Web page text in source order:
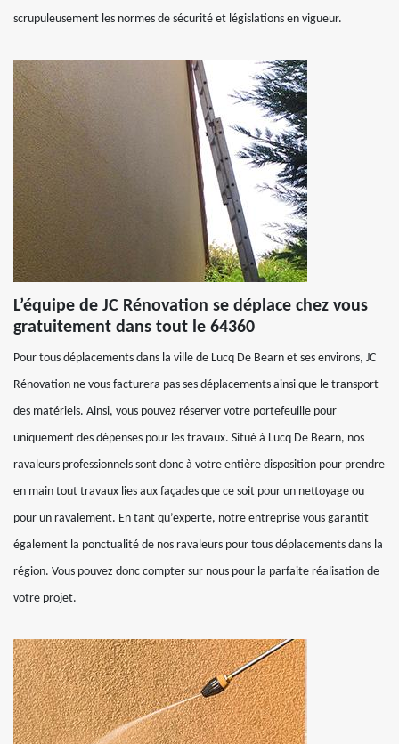
scrupuleusement les normes de sécurité et législations en vigueur.
L’équipe de JC Rénovation se déplace chez vous
gratuitement dans tout le 64360
Pour tous déplacements dans la ville de Lucq De Bearn et ses environs, JC
Rénovation ne vous facturera pas ses déplacements ainsi que le transport
des matériels. Ainsi, vous pouvez réserver votre portefeuille pour
uniquement des dépenses pour les travaux. Situé à Lucq De Bearn, nos
ravaleurs professionnels sont donc à votre entière disposition pour prendre
en main tout travaux lies aux façades que ce soit pour un nettoyage ou
pour un ravalement. En tant qu’experte, notre entreprise vous garantit
également la ponctualité de nos ravaleurs pour tous déplacements dans la
région. Vous pouvez donc compter sur nous pour la parfaite réalisation de
votre projet.